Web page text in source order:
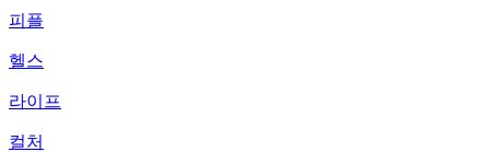
피플
헬스
라이프
컬처